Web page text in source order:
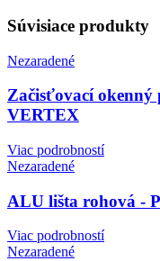
Súvisiace produkty
Nezaradené
Začisťovací
VERTEX
Viac podrobností
Nezaradené
ALU lišta rohová -
Viac podrobností
Nezaradené